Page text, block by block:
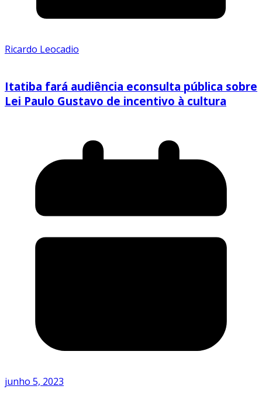
Ricardo Leocadio
Itatiba fará audiência econsulta pública sobre
Lei Paulo Gustavo de incentivo à cultura
junho 5, 2023